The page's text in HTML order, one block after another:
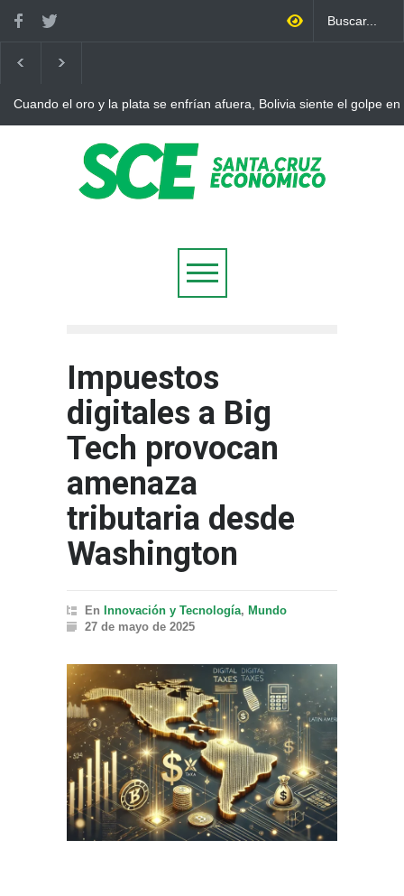
Cuando el oro y la plata se enfrían afuera, Bolivia siente el golpe en
Impuestos
digitales a Big
Tech provocan
amenaza
tributaria desde
Washington
En Innovación y Tecnología, Mundo
27 de mayo de 2025